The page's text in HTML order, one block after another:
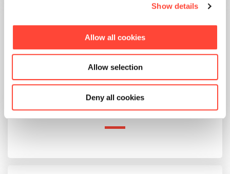
Show details
Allow all cookies
Allow selection
Deny all cookies
Hands-on-Einblicke in reale
Transformations­szenarien